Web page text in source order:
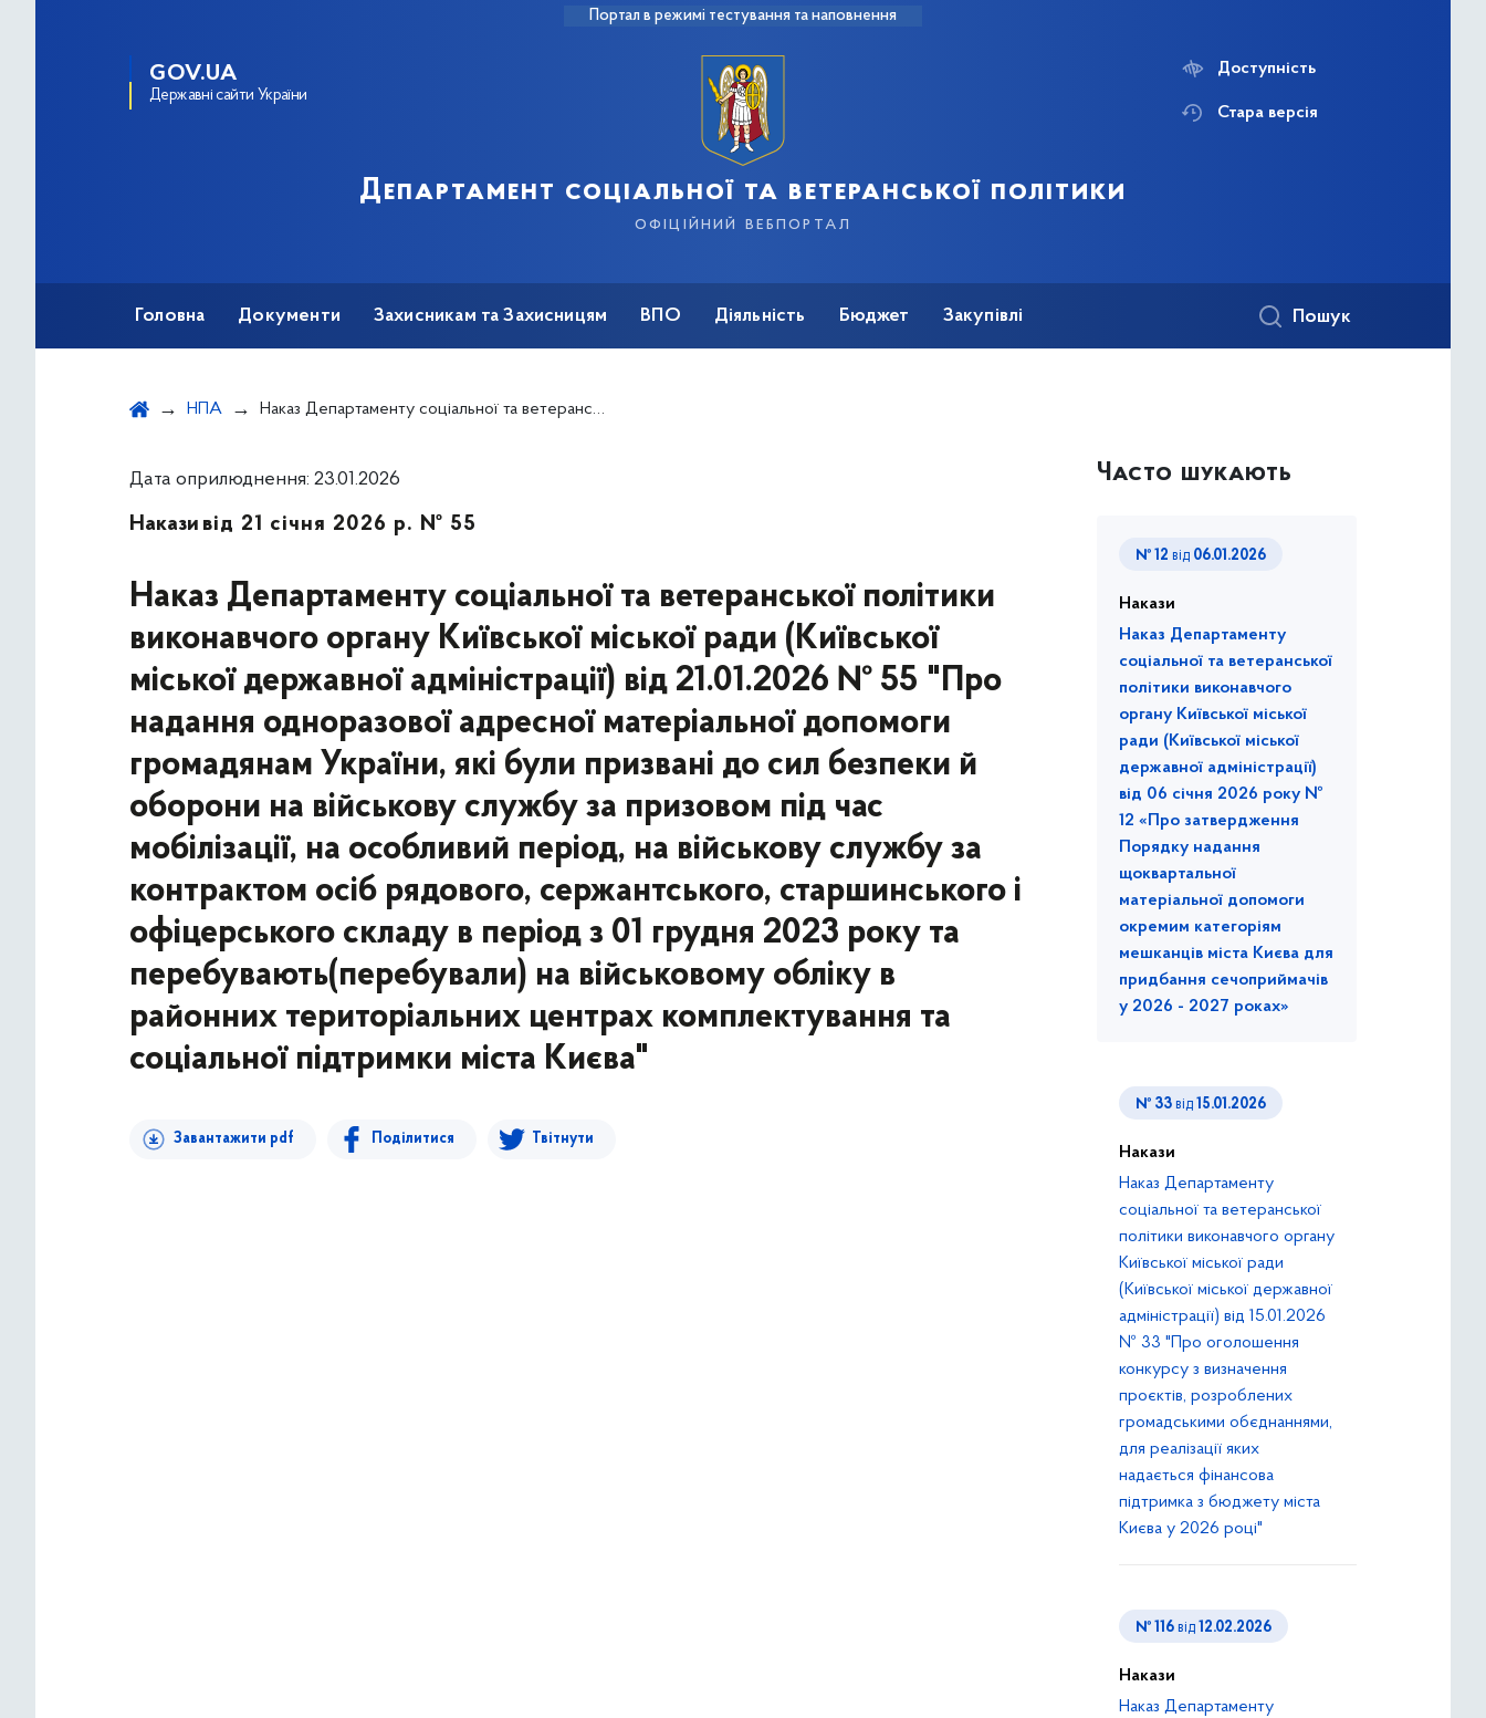
Портал в режимі тестування та наповнення
GOV.UA
Державні сайти України
Департамент соціальної та ветеранської політики
офіційний вебпортал
Доступність
Стара версія
Головна Документи Захисникам та Захисницям ВПО Діяльність Бюджет Закупівлі Пошук
НПА Наказ Департаменту соціальної та ветеранської політики виконавчого органу Київської міської ради (Київської міської державної адміністрації) від 21.01.2026 № 55 "Про надання одноразової адресної матеріальної допомоги громадянам України, які були призвані до сил безпеки й оборони на військову службу за призовом під час мобілізації, на особливий період, на військову службу за контрактом осіб рядового, сержантського, старшинського і офіцерського складу в період з 01 грудня 2023 року та перебувають(перебували) на військовому обліку в районних територіальних центрах комплектування та соціальної підтримки міста Києва"
Дата оприлюднення: 23.01.2026
Накази від 21 січня 2026 р. № 55
Наказ Департаменту соціальної та ветеранської політики
виконавчого органу Київської міської ради (Київської
міської державної адміністрації) від 21.01.2026 № 55 "Про
надання одноразової адресної матеріальної допомоги
громадянам України, які були призвані до сил безпеки й
оборони на військову службу за призовом під час
мобілізації, на особливий період, на військову службу за
контрактом осіб рядового, сержантського, старшинського і
офіцерського складу в період з 01 грудня 2023 року та
перебувають(перебували) на військовому обліку в
районних територіальних центрах комплектування та
соціальної підтримки міста Києва"
Завантажити pdf Поділитися Твітнути
Часто шукають
№ 12 від 06.01.2026
Накази
Наказ Департаменту
соціальної та ветеранської
політики виконавчого
органу Київської міської
ради (Київської міської
державної адміністрації)
від 06 січня 2026 року №
12 «Про затвердження
Порядку надання
щоквартальної
матеріальної допомоги
окремим категоріям
мешканців міста Києва для
придбання сечоприймачів
у 2026 - 2027 роках»
№ 33 від 15.01.2026
Накази
Наказ Департаменту
соціальної та ветеранської
політики виконавчого органу
Київської міської ради
(Київської міської державної
адміністрації) від 15.01.2026
№ 33 "Про оголошення
конкурсу з визначення
проєктів, розроблених
громадськими обєднаннями,
для реалізації яких
надається фінансова
підтримка з бюджету міста
Києва у 2026 році"
№ 116 від 12.02.2026
Накази
Наказ Департаменту